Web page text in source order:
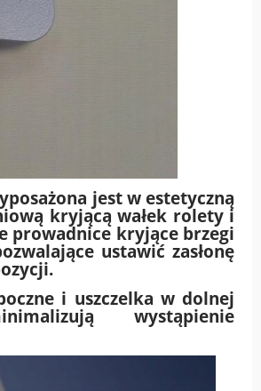
jest w estetyczną
kryjącą wałek rolety i
prowadnice kryjące brzegi
ustawić zasłonę
i uszczelka w dolnej
wystąpienie